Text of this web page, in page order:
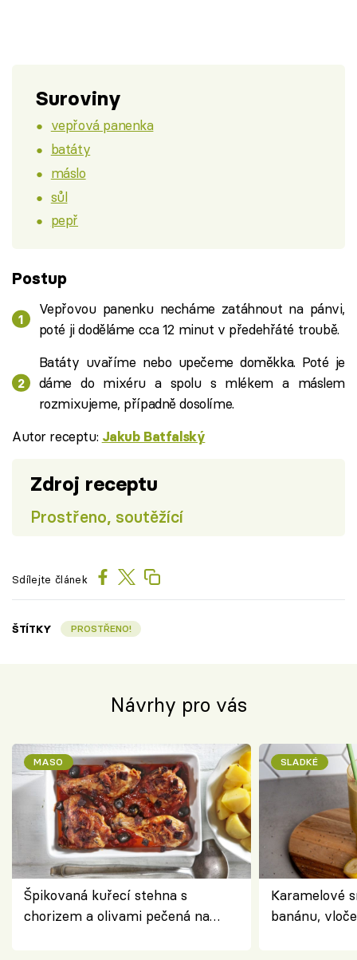
Suroviny
vepřová panenka
batáty
máslo
sůl
pepř
Postup
Vepřovou panenku necháme zatáhnout na pánvi,
poté ji doděláme cca 12 minut v předehřáté troubě.
Batáty uvaříme nebo upečeme doměkka. Poté je
dáme do mixéru a spolu s mlékem a máslem
rozmixujeme, případně dosolíme.
Autor receptu: Jakub Batfalský
Zdroj receptu
Prostřeno, soutěžící
Sdílejte článek
ŠTÍTKY PROSTŘENO!
Návrhy pro vás
MASO
Špikovaná kuřecí stehna s
chorizem a olivami pečená na
SLADKÉ
Karamelové
banánu,